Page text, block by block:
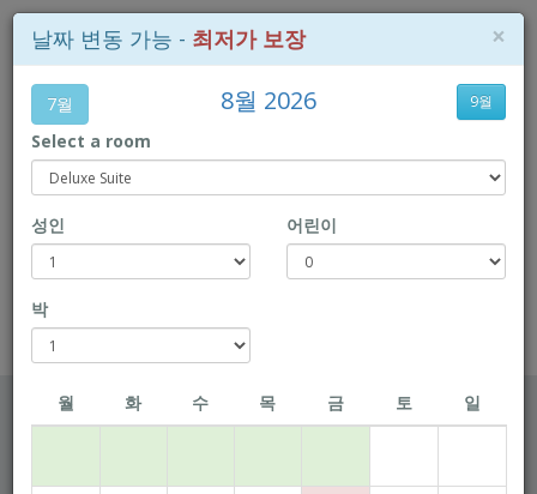
위치 지도
Book Direct to enjoy exclusive prices!
Rio Hotel
체크인 날짜
×
날짜 변동 가능 - 최저가 보장
7월 8월 2026 9월
Select a room
성인 어린이
박
월 화 수 목 금 토 일